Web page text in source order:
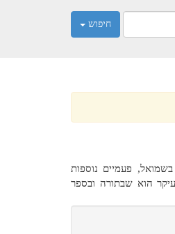
חיפוש
פעמיים נוספות
הוא שבתורה ובספר